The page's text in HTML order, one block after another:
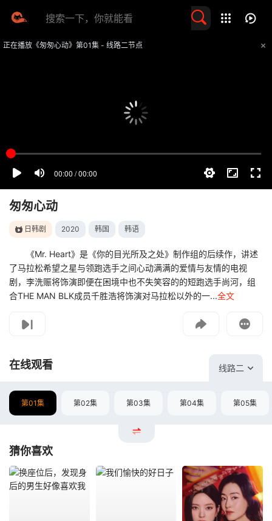
正在播放《匆匆心动》第01集 - 线路二节点
匆匆心动
日韩剧 2020 韩国 韩语
《Mr. Heart》是《你的目光所及之处》制作组的后续作，讲述
了马拉松希望之星与领跑选手之间心动满满的爱情与友情的电视
剧，李洗赈将饰演即便在困境中也不失笑容的的短跑选手尚河，组
合THE MAN BLK成员千胜浩将饰演对马拉松以外的一...全文
如遇无法播放请提交给我们
在线观看 线路二
第01集 第02集 第03集 第04集 第05集
猜你喜欢